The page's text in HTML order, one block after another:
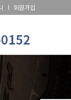
회원가입